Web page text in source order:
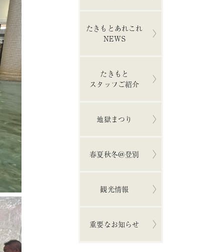
たきもとあれこれ
NEWS
たきもと
スタッフご紹介
地獄まつり
春夏秋冬＠登別
観光情報
重要なお知らせ